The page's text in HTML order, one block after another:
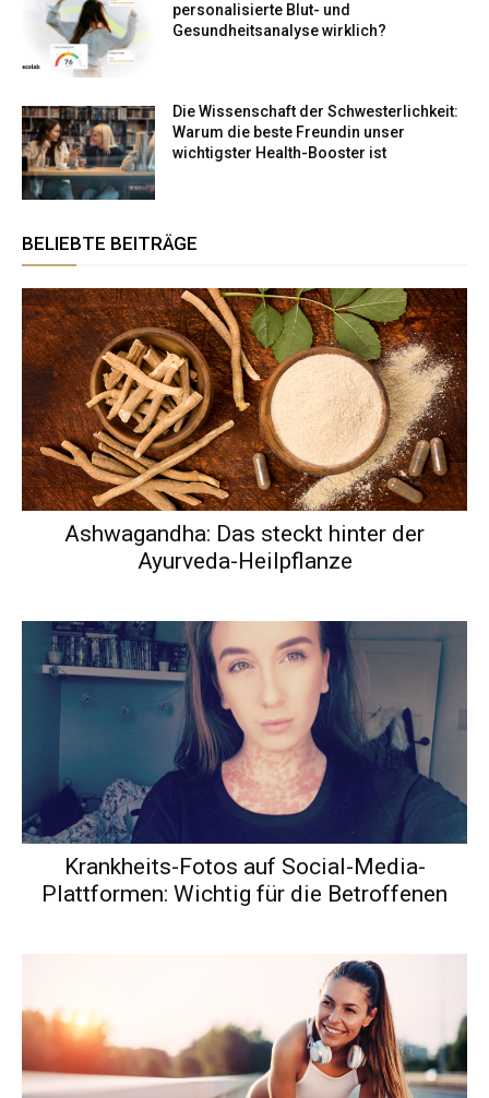
personalisierte Blut- und
Gesundheitsanalyse wirklich?
Die Wissenschaft der Schwesterlichkeit:
Warum die beste Freundin unser
wichtigster Health-Booster ist
BELIEBTE BEITRÄGE
Ashwagandha: Das steckt hinter der
Ayurveda-Heilpflanze
Krankheits-Fotos auf Social-Media-
Plattformen: Wichtig für die Betroffenen